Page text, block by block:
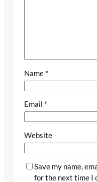
Name *
Email *
Website
Save my name,
for the next time I